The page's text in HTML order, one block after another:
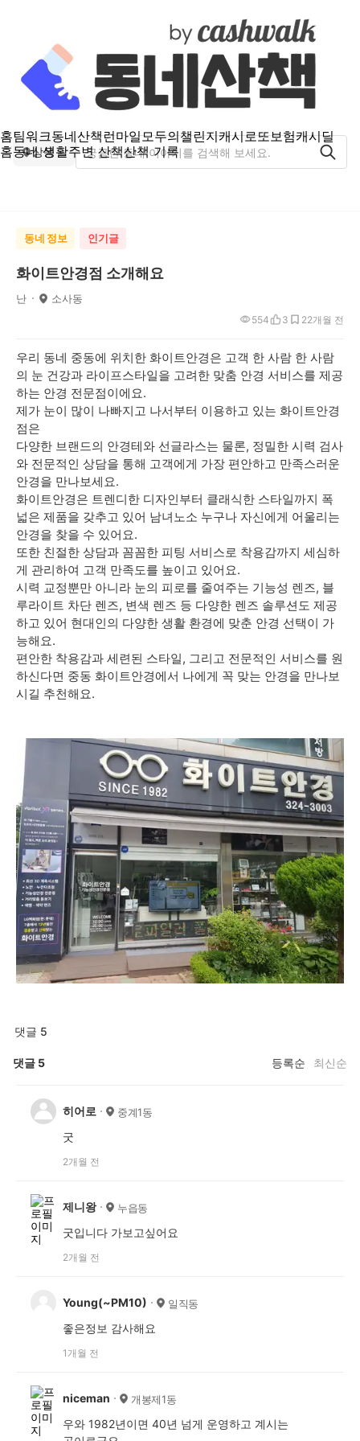
홈팀워크동네산책런마일모두의챌린지캐시로또보험캐시딜
홈동네 생활주변 산책산책 기록
상동
동네 정보 인기글
화이트안경점 소개해요
난 소사동
2개월 전
554 3 2
우리 동네 중동에 위치한 화이트안경은 고객 한 사람 한 사람
의 눈 건강과 라이프스타일을 고려한 맞춤 안경 서비스를 제공
하는 안경 전문점이에요.
제가 눈이 많이 나빠지고 나서부터 이용하고 있는 화이트안경
점은
다양한 브랜드의 안경테와 선글라스는 물론, 정밀한 시력 검사
와 전문적인 상담을 통해 고객에게 가장 편안하고 만족스러운
안경을 만나보세요.
화이트안경은 트렌디한 디자인부터 클래식한 스타일까지 폭
넓은 제품을 갖추고 있어 남녀노소 누구나 자신에게 어울리는
안경을 찾을 수 있어요.
또한 친절한 상담과 꼼꼼한 피팅 서비스로 착용감까지 세심하
게 관리하여 고객 만족도를 높이고 있어요.
시력 교정뿐만 아니라 눈의 피로를 줄여주는 기능성 렌즈, 블
루라이트 차단 렌즈, 변색 렌즈 등 다양한 렌즈 솔루션도 제공
하고 있어 현대인의 다양한 생활 환경에 맞춘 안경 선택이 가
능해요.
편안한 착용감과 세련된 스타일, 그리고 전문적인 서비스를 원
하신다면 중동 화이트안경에서 나에게 꼭 맞는 안경을 만나보
시길 추천해요.
댓글 5
댓글 5 등록순 최신순
히어로 중계1동
굿
2개월 전
제니왕 누읍동
굿입니다 가보고싶어요
2개월 전
Young(~PM10) 일직동
좋은정보 감사해요
1개월 전
niceman 개봉제1동
우와 1982년이면 40년 넘게 운영하고 계시는